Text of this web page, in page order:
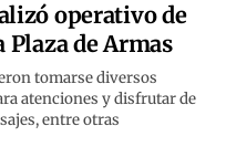
operativo de
Plaza de Armas
tomarse diversos
atenciones y disfrutar de
entre otras